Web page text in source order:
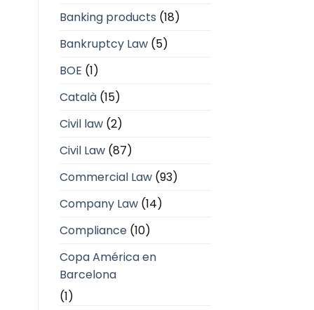
Banking products (18)
Bankruptcy Law(5)
BOE (1)
Català(15)
Civil law(2)
Civil Law(87)
Commercial Law(93)
Company Law(14)
Compliance(10)
Copa América en
Barcelona
(1)